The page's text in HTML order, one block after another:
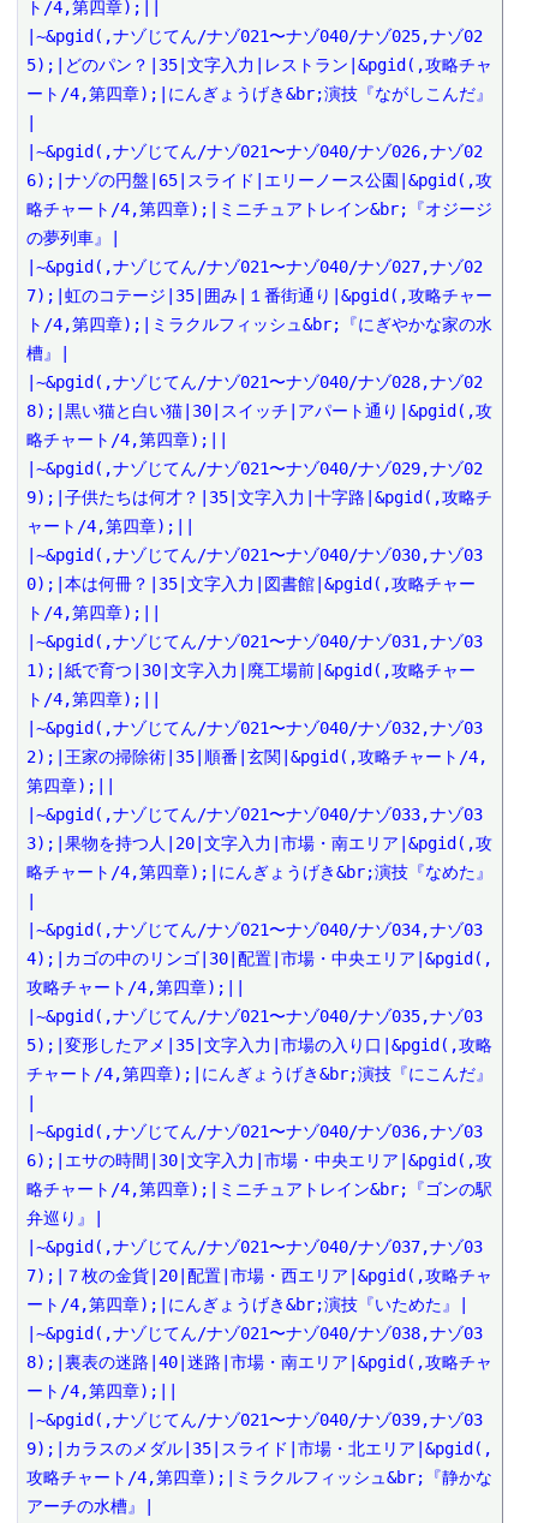
ト/4,第四章);||
|~&pgid(,ナゾじてん/ナゾ021〜ナゾ040/ナゾ025,ナゾ02
5);|どのパン？|35|文字入力|レストラン|&pgid(,攻略チャ
ート/4,第四章);|にんぎょうげき&br;演技『ながしこんだ』
|~&pgid(,ナゾじてん/ナゾ021〜ナゾ040/ナゾ026,ナゾ02
6);|ナゾの円盤|65|スライド|エリーノース公園|&pgid(,攻
略チャート/4,第四章);|ミニチュアトレイン&br;『オジージ
の夢列車』|
|~&pgid(,ナゾじてん/ナゾ021〜ナゾ040/ナゾ027,ナゾ02
7);|虹のコテージ|35|囲み|１番街通り|&pgid(,攻略チャー
ト/4,第四章);|ミラクルフィッシュ&br;『にぎやかな家の水
槽』|
|~&pgid(,ナゾじてん/ナゾ021〜ナゾ040/ナゾ028,ナゾ02
8);|黒い猫と白い猫|30|スイッチ|アパート通り|&pgid(,攻
略チャート/4,第四章);||
|~&pgid(,ナゾじてん/ナゾ021〜ナゾ040/ナゾ029,ナゾ02
9);|子供たちは何才？|35|文字入力|十字路|&pgid(,攻略チ
ャート/4,第四章);||
|~&pgid(,ナゾじてん/ナゾ021〜ナゾ040/ナゾ030,ナゾ03
0);|本は何冊？|35|文字入力|図書館|&pgid(,攻略チャー
ト/4,第四章);||
|~&pgid(,ナゾじてん/ナゾ021〜ナゾ040/ナゾ031,ナゾ03
1);|紙で育つ|30|文字入力|廃工場前|&pgid(,攻略チャー
ト/4,第四章);||
|~&pgid(,ナゾじてん/ナゾ021〜ナゾ040/ナゾ032,ナゾ03
2);|王家の掃除術|35|順番|玄関|&pgid(,攻略チャート/4,
第四章);||
|~&pgid(,ナゾじてん/ナゾ021〜ナゾ040/ナゾ033,ナゾ03
3);|果物を持つ人|20|文字入力|市場・南エリア|&pgid(,攻
略チャート/4,第四章);|にんぎょうげき&br;演技『なめた』
|~&pgid(,ナゾじてん/ナゾ021〜ナゾ040/ナゾ034,ナゾ03
4);|カゴの中のリンゴ|30|配置|市場・中央エリア|&pgid(,
攻略チャート/4,第四章);||
|~&pgid(,ナゾじてん/ナゾ021〜ナゾ040/ナゾ035,ナゾ03
5);|変形したアメ|35|文字入力|市場の入り口|&pgid(,攻略
チャート/4,第四章);|にんぎょうげき&br;演技『にこんだ』
|~&pgid(,ナゾじてん/ナゾ021〜ナゾ040/ナゾ036,ナゾ03
6);|エサの時間|30|文字入力|市場・中央エリア|&pgid(,攻
略チャート/4,第四章);|ミニチュアトレイン&br;『ゴンの駅
弁巡り』|
|~&pgid(,ナゾじてん/ナゾ021〜ナゾ040/ナゾ037,ナゾ03
7);|７枚の金貨|20|配置|市場・西エリア|&pgid(,攻略チャ
ート/4,第四章);|にんぎょうげき&br;演技『いためた』|
|~&pgid(,ナゾじてん/ナゾ021〜ナゾ040/ナゾ038,ナゾ03
8);|裏表の迷路|40|迷路|市場・南エリア|&pgid(,攻略チャ
ート/4,第四章);||
|~&pgid(,ナゾじてん/ナゾ021〜ナゾ040/ナゾ039,ナゾ03
9);|カラスのメダル|35|スライド|市場・北エリア|&pgid(,
攻略チャート/4,第四章);|ミラクルフィッシュ&br;『静かな
アーチの水槽』|